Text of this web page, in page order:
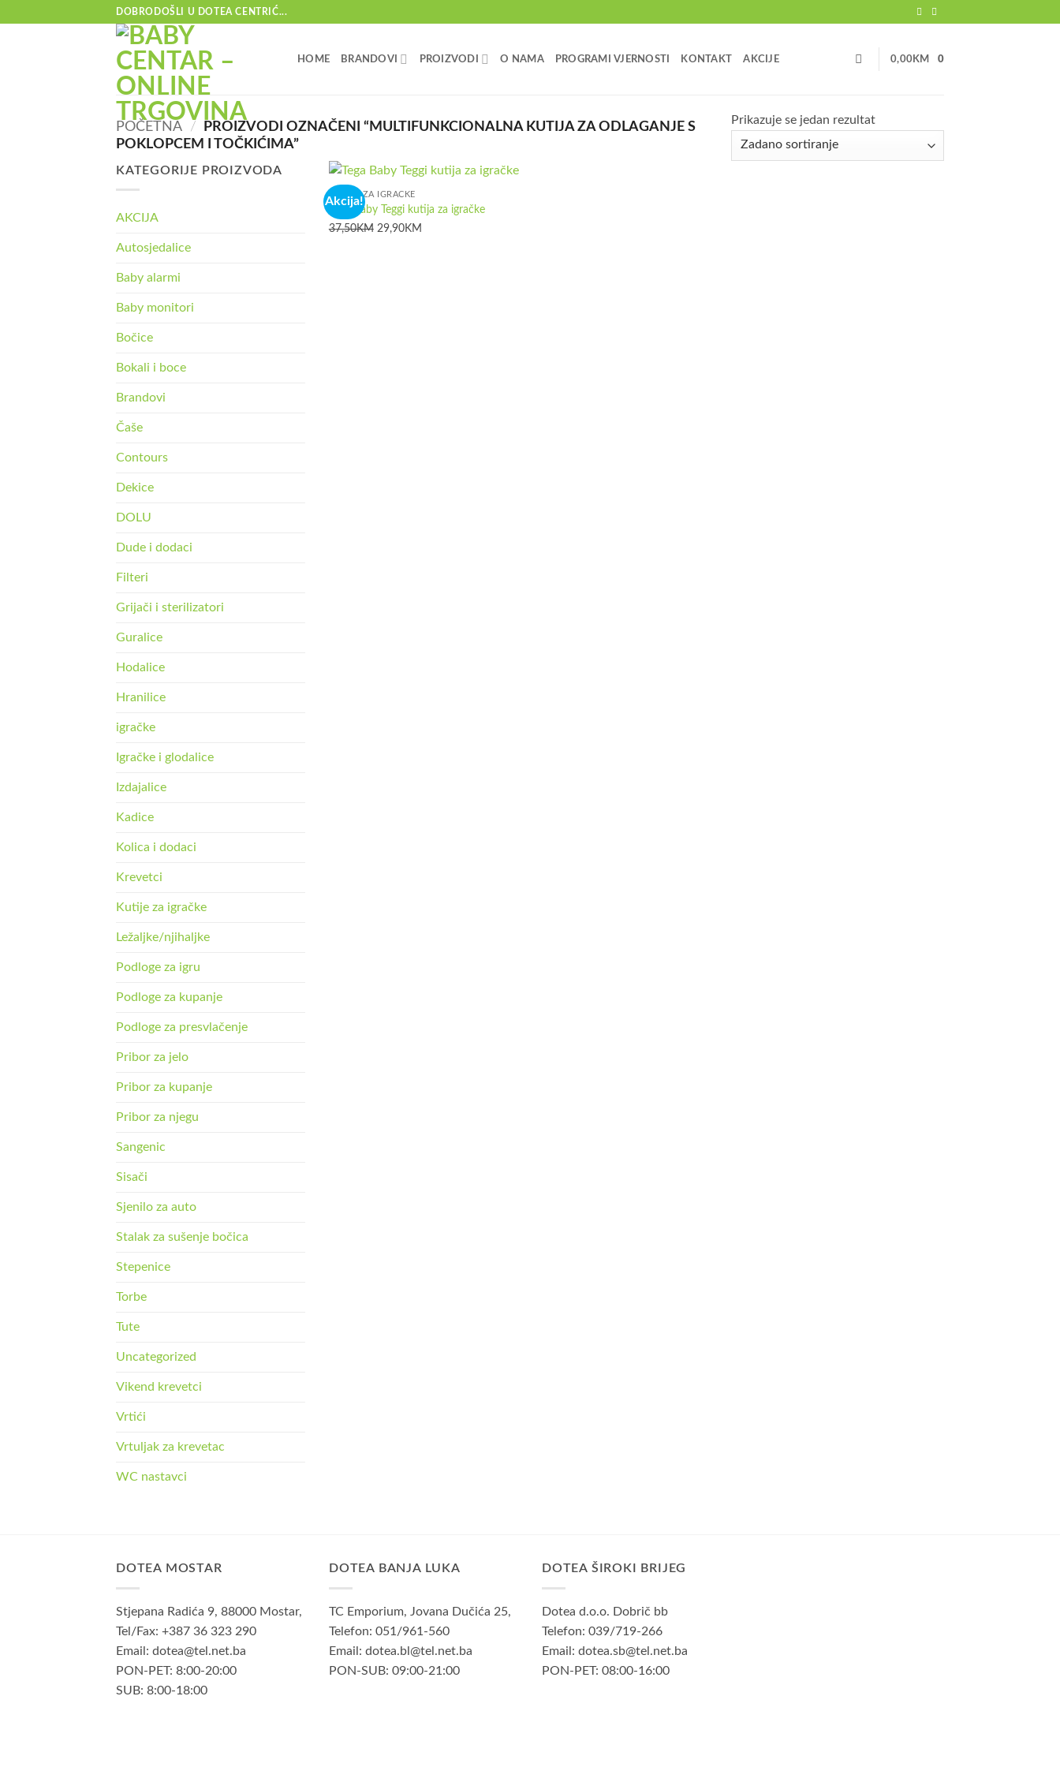
DOBRODOŠLI U DOTEA CENTRIĆ...
HOME BRANDOVI PROIZVODI O NAMA PROGRAMI VJERNOSTI KONTAKT AKCIJE 0,00KM 0
POČETNA /
PROIZVODI OZNAČENI “MULTIFUNKCIONALNA KUTIJA ZA ODLAGANJE S
POKLOPCEM I TOČKIĆIMA”
Prikazuje se jedan rezultat
KATEGORIJE PROIZVODA
AKCIJA
Autosjedalice
Baby alarmi
Baby monitori
Bočice
Bokali i boce
Brandovi
Čaše
Contours
Dekice
DOLU
Dude i dodaci
Filteri
Grijači i sterilizatori
Guralice
Hodalice
Hranilice
igračke
Igračke i glodalice
Izdajalice
Kadice
Kolica i dodaci
Krevetci
Kutije za igračke
Ležaljke/njihaljke
Podloge za igru
Podloge za kupanje
Podloge za presvlačenje
Pribor za jelo
Pribor za kupanje
Pribor za njegu
Sangenic
Sisači
Sjenilo za auto
Stalak za sušenje bočica
Stepenice
Torbe
Tute
Uncategorized
Vikend krevetci
Vrtići
Vrtuljak za krevetac
WC nastavci
Akcija!
KUTIJE ZA IGRAČKE
Tega Baby Teggi kutija za igračke
37,50KM Izvorna
29,90KM
DOTEA MOSTAR
Stjepana Radića 9, 88000 Mostar,
Tel/Fax: +387 36 323 290
Email: dotea@tel.net.ba
PON-PET: 8:00-20:00
SUB: 8:00-18:00
DOTEA BANJA LUKA
TC Emporium, Jovana Dučića 25,
Telefon: 051/961-560
Email: dotea.bl@tel.net.ba
PON-SUB: 09:00-21:00
DOTEA ŠIROKI BRIJEG
Dotea d.o.o. Dobrič bb
Telefon: 039/719-266
Email: dotea.sb@tel.net.ba
PON-PET: 08:00-16:00